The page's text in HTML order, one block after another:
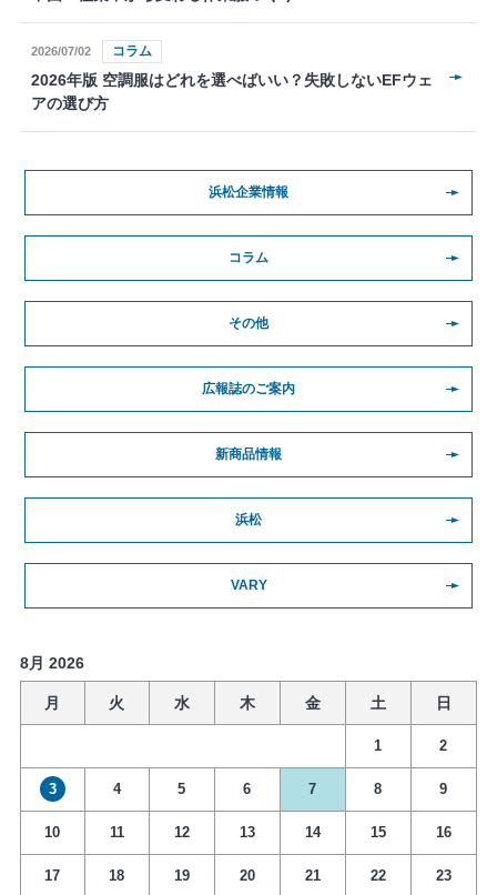
2026/07/02 コラム
2026年版 空調服はどれを選べばいい？失敗しないEFウェ
アの選び方
浜松企業情報
コラム
その他
広報誌のご案内
新商品情報
浜松
VARY
8月 2026
月 火 水 木 金 土 日
1 2
3 4 5 6 7 8 9
10 11 12 13 14 15 16
17 18 19 20 21 22 23